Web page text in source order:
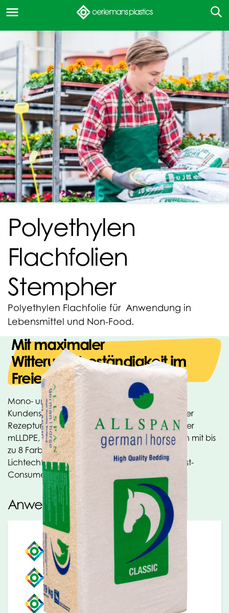
Polyethylen
Flachfolien
Stempher
Polyethylen Flachfolie für Anwendung in
Lebensmittel und Non-Food.
Mit maximaler
Witterungsbeständigkeit im
Freien
Mono- und Coextrusions-Polyethylenfolien.
Kundenspezifische Lösungen, hergestellt in einer
Rezeptur von LDPE, LLDE, MDPE, HDPE und/oder
mLLDPE, einfach oder im Flexodruck-Verfahren mit bis
zu 8 Farben vollfarbig bedruckt. Maximale
Lichtechtheit und Witterungsbeständigkeit, Post-
Consumer-Recycling-Polyethylen (PCR).
Anwendungen
Substrate und Bumenerden
Stroh-und Holzfasern
Holzpellets